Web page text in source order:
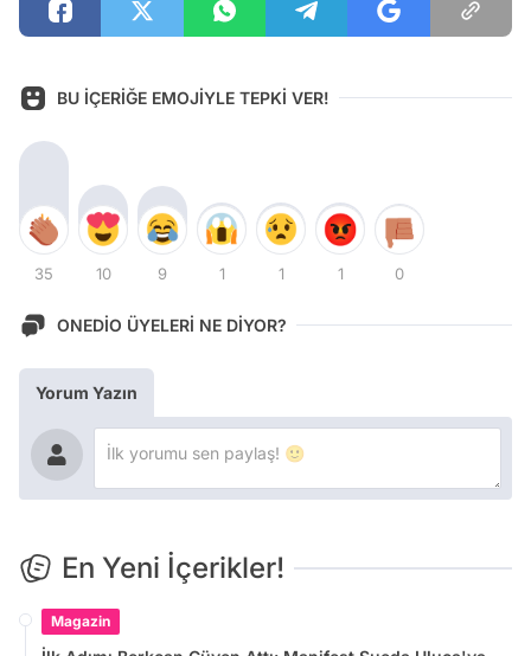
BU İÇERİĞE EMOJİYLE TEPKİ VER!
35 10 9 1 1 1 0
ONEDİO ÜYELERİ NE DİYOR?
Yorum Yazın
En Yeni İçerikler!
Magazin